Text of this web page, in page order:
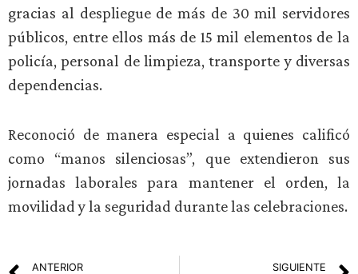
gracias al despliegue de más de 30 mil servidores
públicos, entre ellos más de 15 mil elementos de la
policía, personal de limpieza, transporte y diversas
dependencias.
Reconoció de manera especial a quienes calificó
como “manos silenciosas”, que extendieron sus
jornadas laborales para mantener el orden, la
movilidad y la seguridad durante las celebraciones.
ANTERIOR SIGUIENTE